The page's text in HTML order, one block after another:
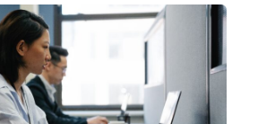
PARK
UZBEKISTAN
РАСШИРИЛАСЬ
ДО
102